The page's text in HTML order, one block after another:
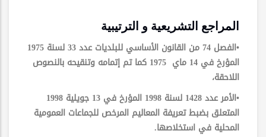
المراجع التشريعية و الترتيبية
•الفصل 74 من القانون الأساسي للبلديات عدد 33 لسنة 1975
المؤرخ في 14 ماي 1975 كما تم إتمامه وتنقيحه بالنصوص
اللاحقة،
•الأمر عدد 1428 لسنة 1998 المؤرخ في 13 جويلية 1998
المتعلق بضبط تعريفة المعاليم المرخص للجماعات العمومية
المحلية في استخلاصها.